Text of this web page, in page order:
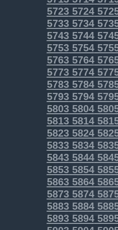
57235724
57335734
57435744
57535754
57635764
57735774
57835784
57935794
58035804
58135814
58235824
58335834
58435844
58535854
58635864
58735874
58835884
58935894